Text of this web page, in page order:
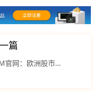
篇
TMGM官网：欧洲股市收盘下跌 美元指数下跌